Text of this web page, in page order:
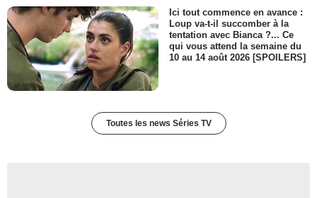
Ici tout commence en avance :
Loup va-t-il succomber à la
tentation avec Bianca ?... Ce
qui vous attend la semaine du
10 au 14 août 2026 [SPOILERS]
Toutes les news Séries TV